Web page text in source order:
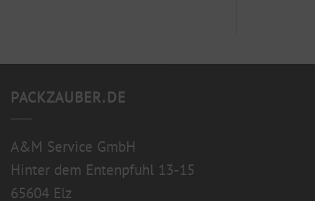
PACKZAUBER.DE
A&M Service GmbH
Hinter dem Entenpfuhl 13-15
65604 Elz